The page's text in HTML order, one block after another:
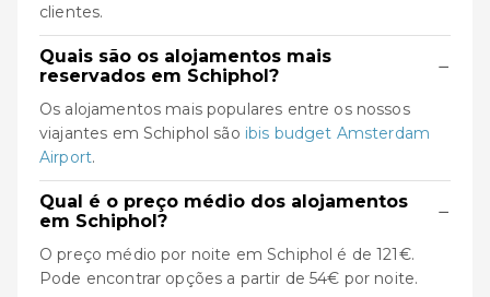
clientes.
Quais são os alojamentos mais
reservados em Schiphol?
−
Os alojamentos mais populares entre os nossos
viajantes em Schiphol são ibis budget Amsterdam
Airport.
Qual é o preço médio dos alojamentos
em Schiphol?
−
O preço médio por noite em Schiphol é de 121€.
Pode encontrar opções a partir de 54€ por noite.